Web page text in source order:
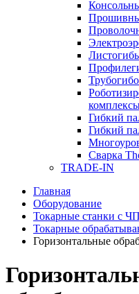
Гибкий
Гибкий
Сварка
TRADE-IN
Главная
Оборудование
Токарные станки с
Токарные
Горизонтальные